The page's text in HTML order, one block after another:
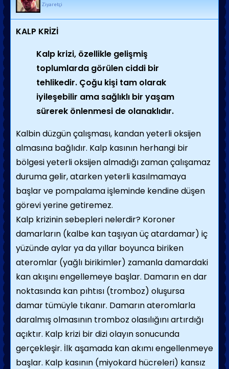
Ziyaretçi
KALP KRİZİ
Kalp krizi, özellikle gelişmiş
toplumlarda görülen ciddi bir
tehlikedir. Çoğu kişi tam olarak
iyileşebilir ama sağlıklı bir yaşam
sürerek önlenmesi de olanaklıdır.
Kalbin düzgün çalışması, kandan yeterli oksijen
almasına bağlıdır. Kalp kasının herhangi bir
bölgesi yeterli oksijen almadığı zaman çalışamaz
duruma gelir, atarken yeterli kasılmamaya
başlar ve pompalama işleminde kendine düşen
görevi yerine getiremez.
Kalp krizinin sebepleri nelerdir? Koroner
damarların (kalbe kan taşıyan üç atardamar) iç
yüzünde aylar ya da yıllar boyunca biriken
ateromlar (yağlı birikimler) zamanla damardaki
kan akışını engellemeye başlar. Damarın en dar
noktasında kan pıhtısı (tromboz) oluşursa
damar tümüyle tıkanır. Damarın ateromlarla
daralmış olmasının tromboz olasılığını artırdığı
açıktır. Kalp krizi bir dizi olayın sonucunda
gerçekleşir. İlk aşamada kan akımı engellenmeye
başlar. Kalp kasının (miyokard hücreleri) kansız